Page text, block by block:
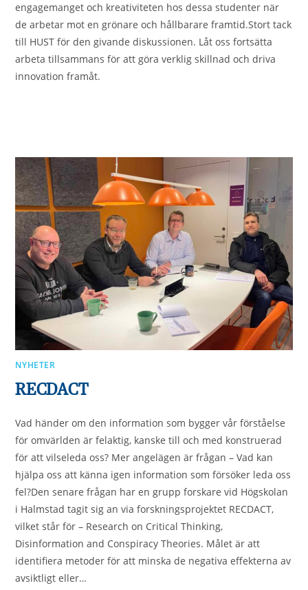
engagemanget och kreativiteten hos dessa studenter när
de arbetar mot en grönare och hållbarare framtid.Stort tack
till HUST för den givande diskussionen. Låt oss fortsätta
arbeta tillsammans för att göra verklig skillnad och driva
innovation framåt.
NYHETER
RECDACT
Vad händer om den information som bygger vår förståelse
för omvärlden är felaktig, kanske till och med konstruerad
för att vilseleda oss? Mer angelägen är frågan – Vad kan
hjälpa oss att känna igen information som försöker leda oss
fel?Den senare frågan har en grupp forskare vid Högskolan
i Halmstad tagit sig an via forskningsprojektet RECDACT,
vilket står för – Research on Critical Thinking,
Disinformation and Conspiracy Theories. Målet är att
identifiera metoder för att minska de negativa effekterna av
avsiktligt eller…